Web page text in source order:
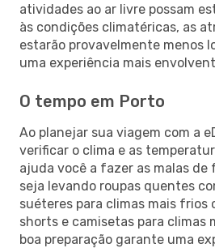
atividades ao ar livre possam
às condições climatéricas, as
estarão provavelmente menos
uma experiência mais
O tempo em Porto
Ao planejar sua viagem com a
verificar o clima e as
ajuda você a fazer as malas
seja levando roupas quentes
suéteres para climas mais frios
shorts e camisetas para climas
boa preparação garante uma